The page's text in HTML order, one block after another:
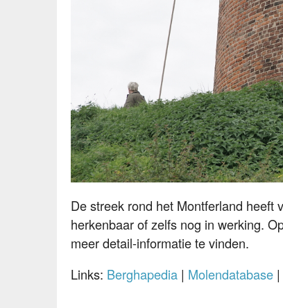
De streek rond het Montferland heeft
herkenbaar of zelfs nog in werking.
meer detail-informatie te vinden.
Links: Berghapedia | Molendatabase |